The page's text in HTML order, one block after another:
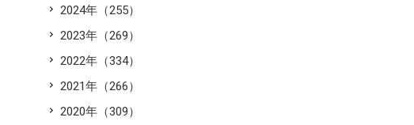
2024年（255）
2023年（269）
2022年（334）
2021年（266）
2020年（309）